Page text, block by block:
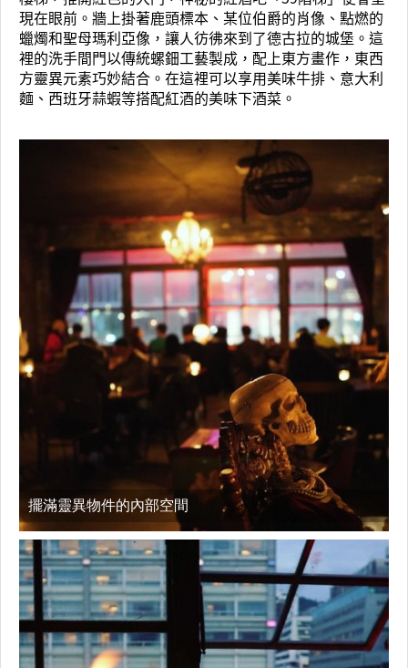
現在眼前。牆上掛著鹿頭標本、某位伯爵的肖像、點燃的
蠟燭和聖母瑪利亞像，讓人彷彿來到了德古拉的城堡。這
裡的洗手間門以傳統螺鈿工藝製成，配上東方畫作，東西
方靈異元素巧妙結合。在這裡可以享用美味牛排、意大利
麵、西班牙蒜蝦等搭配紅酒的美味下酒菜。
擺滿靈異物件的內部空間